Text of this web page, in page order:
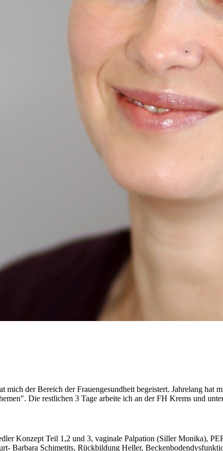
mich der Bereich der Frauengesundheit begeistert. Jahrelang
Die restlichen 3 Tage arbeite ich an der FH Krems und
Konzept Teil 1,2 und 3, vaginale Palpation (Siller Monika),
Barbara Schimetits, Rückbildung Heller,